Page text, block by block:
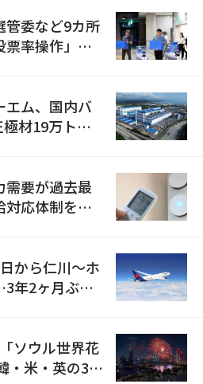
管委など9カ所
率操作」の
エム、国内バ
材19万トン
需要が過去最
対応体制を点
から仁川〜ホ
年2ヶ月ぶり
ソウル世界花
・米・英の3カ